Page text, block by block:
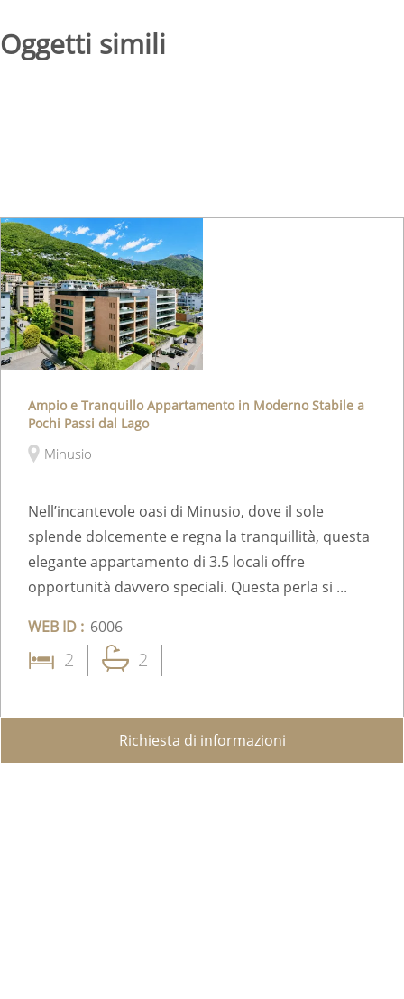
Oggetti simili
Ampio e Tranquillo Appartamento in Moderno Stabile a
Pochi Passi dal Lago
Minusio
Nell’incantevole oasi di Minusio, dove il sole
splende dolcemente e regna la tranquillità, questa
elegante appartamento di 3.5 locali offre
opportunità davvero speciali. Questa perla si ...
WEB ID : 6006
2 2
CHF 965'000.-Richiesta di informazioni